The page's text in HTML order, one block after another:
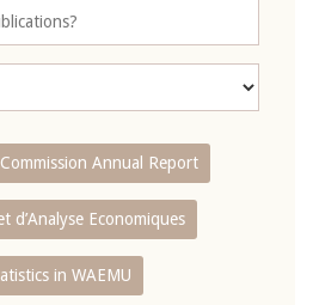
Annual Report
d’Analyse Economiques
in WAEMU